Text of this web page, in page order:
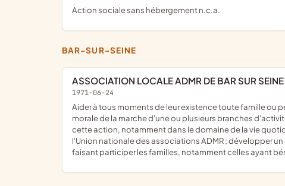
Action sociale sans hébergement n.c.a.
BAR-SUR-SEINE
ASSOCIATION LOCALE ADMR DE BAR SUR SEINE
1971-06-24
aider à tous moments de leur existence toute famille ou personne habitant dans les communes et les quartiers où elle exerce son action; assurer la responsabilité matérielle et
morale de la marche d'une ou plusieurs branches
cette action, notamment dans le domaine de la vie
l'Union nationale des associations ADMR ; développer
faisant participer les familles, notamment celles ayant